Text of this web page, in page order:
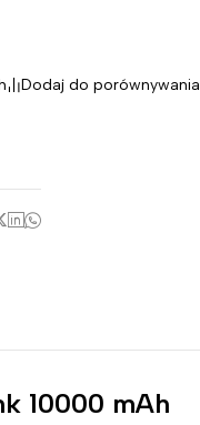
Dodaj do porównywania
10000 mAh